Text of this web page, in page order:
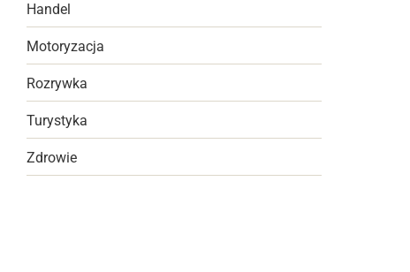
Handel
Motoryzacja
Rozrywka
Turystyka
Zdrowie